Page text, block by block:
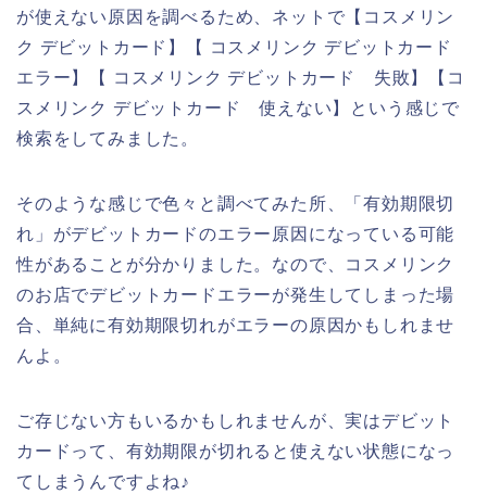
が使えない原因を調べるため、ネットで【コスメリン
ク デビットカード】【 コスメリンク デビットカード
エラー】【 コスメリンク デビットカード 失敗】【コ
スメリンク デビットカード 使えない】という感じで
検索をしてみました。
そのような感じで色々と調べてみた所、「有効期限切
れ」がデビットカードのエラー原因になっている可能
性があることが分かりました。なので、コスメリンク
のお店でデビットカードエラーが発生してしまった場
合、単純に有効期限切れがエラーの原因かもしれませ
んよ。
ご存じない方もいるかもしれませんが、実はデビット
カードって、有効期限が切れると使えない状態になっ
てしまうんですよね♪